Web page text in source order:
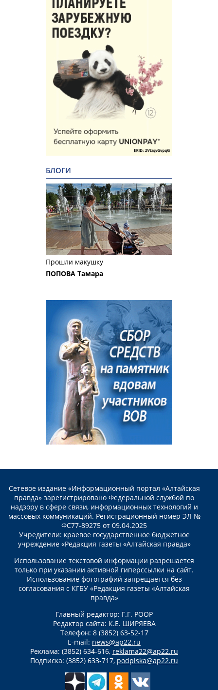
БЛОГИ
Прошли макушку
ПОПОВА Тамара
Сетевое издание «Информационный портал «Алтайская
правда» зарегистрировано Федеральной службой по
надзору в сфере связи, информационных технологий и
массовых коммуникаций. Регистрационный номер ЭЛ №
ФС77-89275 от 09.04.2025
Учредители: краевое государственное бюджетное
учреждение «Редакция газеты «Алтайская правда»
Использование текстовой информации разрешается
только при указании активной гиперссылки на сайт.
Использование фотографий запрещается без
согласования с КГБУ «Редакция газеты «Алтайская
правда»
Главный редактор: Г.Г. РООР
Редактор сайта: К.Е. ШИРЯЕВА
Телефон: 8 (3852) 63-52-17
E-mail: news@ap22.ru
Реклама: (3852) 634-616, reklama22@ap22.ru
Подписка: (3852) 633-717, podpiska@ap22.ru